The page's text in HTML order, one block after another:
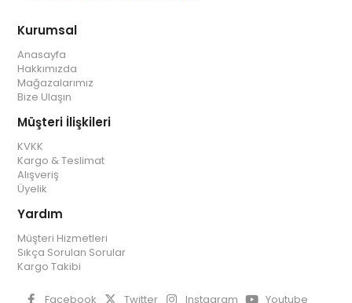
Kurumsal
Anasayfa
Hakkımızda
Mağazalarımız
Bize Ulaşın
Müşteri İlişkileri
KVKK
Kargo & Teslimat
Alışveriş
Üyelik
Yardım
Müşteri Hizmetleri
Sıkça Sorulan Sorular
Kargo Takibi
Facebook Twitter Instagram Youtube